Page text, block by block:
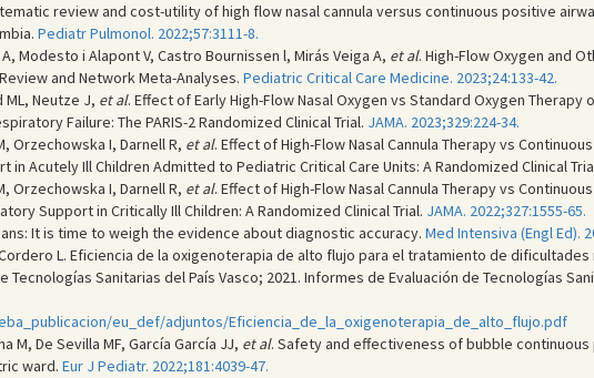
review and cost-utility of high flow nasal cannula versus continuous positive
Pediatr Pulmonol. 2022;57:3111-8.
Modesto i Alapont V, Castro Bournissen l, Mirás Veiga A, et al. High-Flow Oxygen and
and Network Meta-Analyses. Pediatric Critical Care Medicine. 2023;24:133-42.
ML, Neutze J, et al. Effect of Early High-Flow Nasal Oxygen vs Standard Oxygen Therapy
Failure: The PARIS-2 Randomized Clinical Trial. JAMA. 2023;329:224-34.
Orzechowska I, Darnell R, et al. Effect of High-Flow Nasal Cannula Therapy vs
Acutely Ill Children Admitted to Pediatric Critical Care Units: A Randomized Clinical
Orzechowska I, Darnell R, et al. Effect of High-Flow Nasal Cannula Therapy vs
Support in Critically Ill Children: A Randomized Clinical Trial. JAMA. 2022;327:1555-65.
It is time to weigh the evidence about diagnostic accuracy. Med Intensiva (Engl Ed).
L. Eficiencia de la oxigenoterapia de alto flujo para el tratamiento de
Sanitarias del País Vasco; 2021. Informes de Evaluación de Tecnologías
eu_def/adjuntos/Eficiencia_de_la_oxigenoterapia_de_alto_flujo.pdf
M, De Sevilla MF, García García JJ, et al. Safety and effectiveness of bubble
ward. Eur J Pediatr. 2022;181:4039-47.